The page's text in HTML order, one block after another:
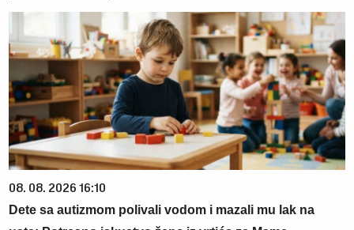
08. 08. 2026 16:10
Dete sa autizmom polivali vodom i mazali mu lak na